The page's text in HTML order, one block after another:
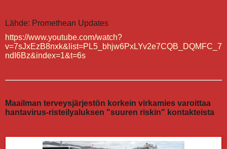
Lähde: Promethean Updates
https://www.youtube.com/watch?
v=7sJxEzB8nxk&list=PL5_bhjw6PxLYv2e7CQB_DQMFC_7
ndI6Bz&index=1&t=6s
Maailman terveysjärjestön korkein virkamies varoittaa
hantavirus-risteilyaluksen "suuren riskin" kontakteista